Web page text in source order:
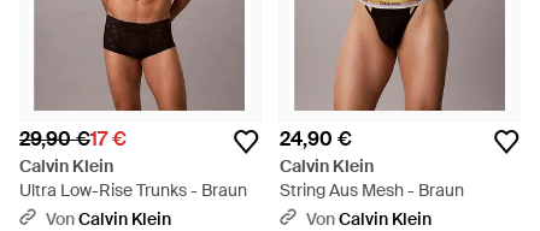
29,90 €17 €
Calvin Klein
Ultra Low-Rise Trunks - Braun
VonCalvin Klein
24,90 €
Calvin Klein
String Aus Mesh - Braun
VonCalvin Klein